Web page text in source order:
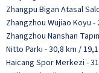
Zhangpu Bigan Atasal
Zhangzhou Wujiao Koyu -
Zhangzhou Nanshan
Nitto Parkı - 30,8 km /
Haicang Spor Merkezi -